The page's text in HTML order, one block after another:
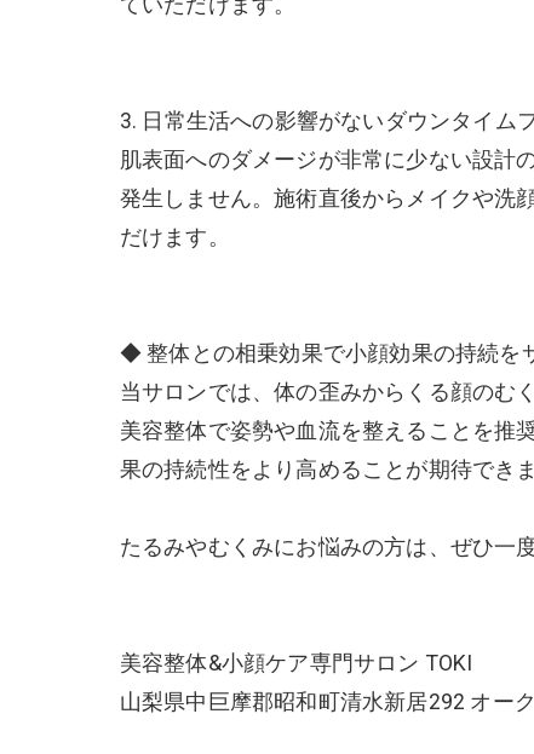
3. 日常生活への影響がないダウンタイム
肌表面へのダメージが非常に少ない設計
発生しません。施術直後からメイクや洗
だけます。
◆ 整体との相乗効果で小顔効果の持続を
当サロンでは、体の歪みからくる顔のむ
美容整体で姿勢や血流を整えることを推
果の持続性をより高めることが期待できま
たるみやむくみにお悩みの方は、ぜひ一
美容整体&小顔ケア専門サロン TOKI
山梨県中巨摩郡昭和町清水新居292 オー